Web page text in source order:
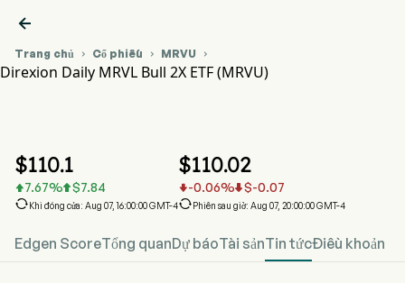

Trang chủ  Cổ phiếu  MRVU 
Direxion Daily MRVL Bull 2X ETF (MRVU)
$110.1
7.67% $7.84
Khi đóng cửa: Aug 07, 16:00:00 GMT-4
$110.02
-0.06% $-0.07
Phiên sau giờ: Aug 07, 20:00:00 GMT-4
Edgen ScoreTổng quanDự báoTài sảnTin tứcĐiều khoản